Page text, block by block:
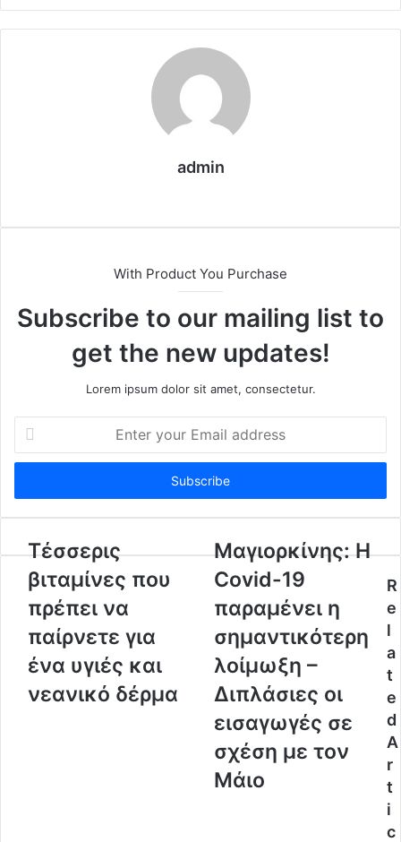
a
i
l
admin
i
e
With Product You Purchase
Subscribe to our mailing list to
get the new updates!
Lorem ipsum dolor sit amet, consectetur.
t
r
y
u Τέσσερις
βιταμίνες που
πρέπει να
παίρνετε για
ένα υγιές και
νεανικό δέρμα
Μαγιορκίνης: Η
Covid-19
παραμένει η
σημαντικότερη
λοίμωξη –
Διπλάσιες οι
εισαγωγές σε
σχέση με τον
Μάιο
R
e
l
a
t
e
d
A
r
t
i
c